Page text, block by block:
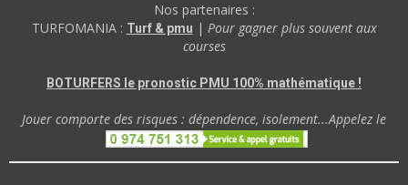
Nos partenaires :
TURFOMANIA : Turf & pmu | Pour gagner plus souvent aux
courses
BOTURFERS le pronostic PMU 100% mathématique !
Jouer comporte des risques : dépendence, isolement...Appelez le